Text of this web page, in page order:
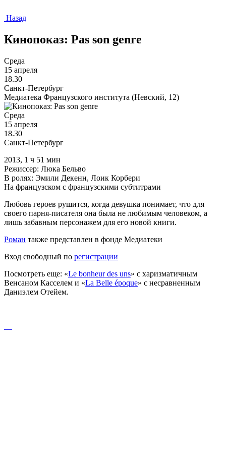
Назад
Кинопоказ: Pas son genre
Среда
15 апреля
18.30
Санкт-Петербург
Медиатека Французского института (Невский, 12)
Среда
15 апреля
18.30
Санкт-Петербург
2013, 1 ч 51 мин
Режиссер: Люка Бельво
В ролях: Эмили Декенн, Лоик Корбери
На французском с французскими субтитрами
Любовь героев рушится, когда девушка понимает, что для
своего парня-писателя она была не любимым человеком, а
лишь забавным персонажем для его новой книги.
Роман также представлен в фонде Медиатеки
Вход свободный по регистрации
Посмотреть еще: «Le bonheur des uns» с харизматичным
Венсаном Касселем и «La Belle époque» с несравненным
Даниэлем Отейем.